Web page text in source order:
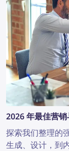
2026 年最佳营
探索我们整理的
生成、设计，到